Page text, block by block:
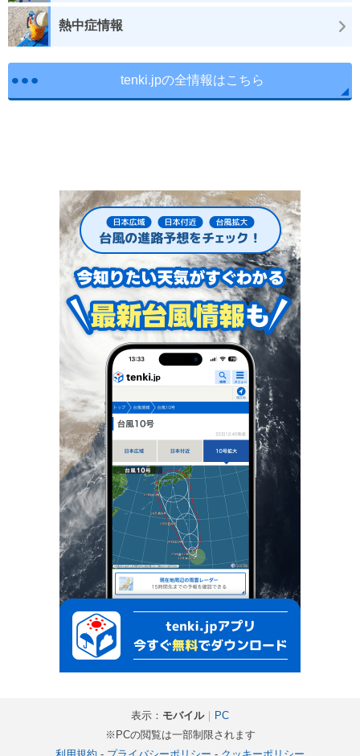
熱中症情報
tenki.jpの全情報はこちら
表示： モバイル｜ PC
※PCの閲覧は一部制限されます